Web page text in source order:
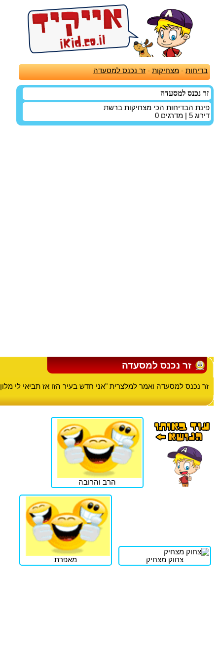
בדיחות -מצחיקות -זר נכנס למסעדה
זר נכנס למסעדה
פינת הבדיחות הכי מצחיקות ברשת
דירוג 5 | מדרגים 0
זר נכנס למסעדה
זר נכנס למסעדה ואמר למלצרית "אני חדש בעיר הזו אז תביאי לי
הרב והרובה
צחוק מצחיק מאפרת